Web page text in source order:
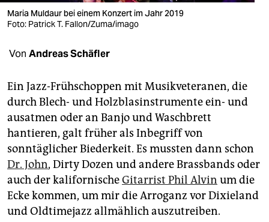
verlag
shop
fragen & hilfe
unterstützen
abo
genossenschaft
epaper login
Maria Muldaur bei einem Konzert im Jahr 2019
Foto: Patrick T. Fallon/Zuma/imago
Von Andreas Schäfler
Ein Jazz-Frühschoppen mit Musikveteranen, die
durch Blech- und Holzblas­instrumente ein- und
ausatmen oder an Banjo und Waschbrett
hantieren, galt früher als Inbegriff von
sonntäglicher Biederkeit. Es mussten dann schon
Dr. John, Dirty Dozen und andere Brassbands oder
auch der kalifornischeGitarrist Phil Alvin um die
Ecke kommen, um mir die Arroganz vor Dixieland
und Oldtimejazz allmählich auszutreiben.